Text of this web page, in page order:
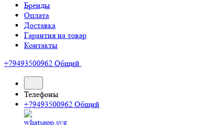
Бренды
Оплата
Доставка
Гарантия на товар
Контакты
+79493500962 Общий
Телефоны
+79493500962 Общий